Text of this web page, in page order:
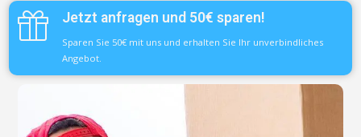
Jetzt anfragen und 50€ sparen!
Sparen Sie 50€ mit uns und erhalten Sie Ihr unverbindliches
Angebot.